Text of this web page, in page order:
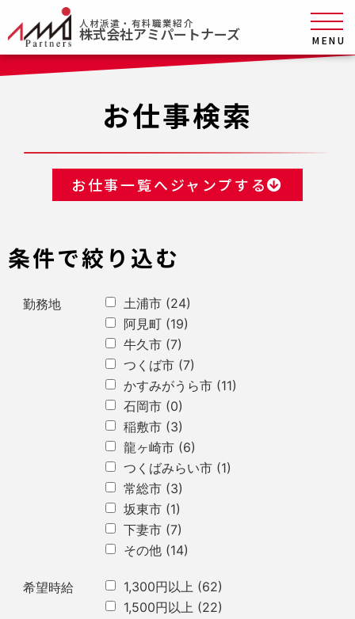
人材派遣・有料職業紹介
株式会社アミパートナーズ MENU
お仕事検索
お仕事一覧へジャンプする
条件で絞り込む
勤務地 土浦市 (24)
阿見町 (19)
牛久市 (7)
つくば市 (7)
かすみがうら市 (11)
石岡市 (0)
稲敷市 (3)
龍ヶ崎市 (6)
つくばみらい市 (1)
常総市 (3)
坂東市 (1)
下妻市 (7)
その他 (14)
希望時給 1,300円以上 (62)
1,500円以上 (22)